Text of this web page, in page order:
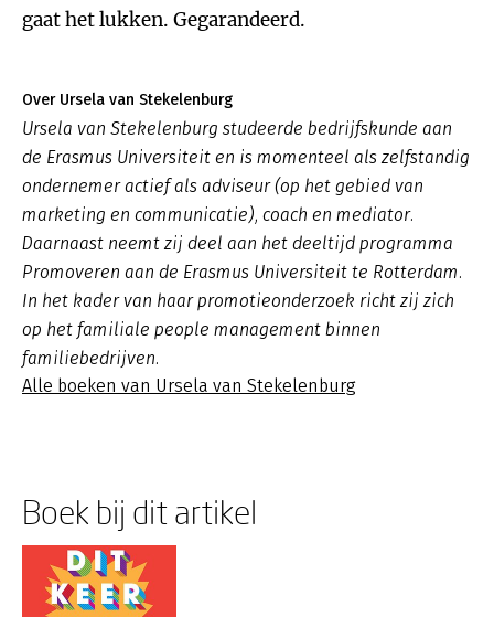
gaat het lukken. Gegarandeerd.
Over Ursela van Stekelenburg
Ursela van Stekelenburg studeerde bedrijfskunde aan
de Erasmus Universiteit en is momenteel als zelfstandig
ondernemer actief als adviseur (op het gebied van
marketing en communicatie), coach en mediator.
Daarnaast neemt zij deel aan het deeltijd programma
Promoveren aan de Erasmus Universiteit te Rotterdam.
In het kader van haar promotieonderzoek richt zij zich
op het familiale people management binnen
familiebedrijven.
Alle boeken van Ursela van Stekelenburg
Boek bij dit artikel